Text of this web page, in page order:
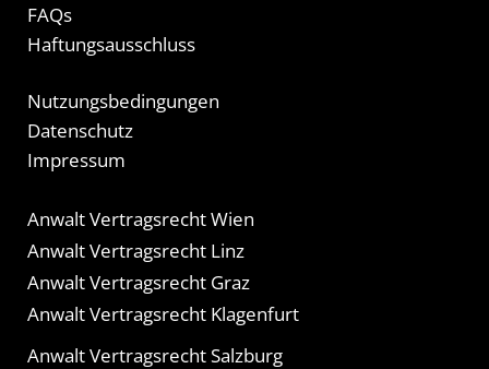
FAQs
Haftungsausschluss
Nutzungsbedingungen
Datenschutz
Impressum
Anwalt Vertragsrecht Wien
Anwalt Vertragsrecht Linz
Anwalt Vertragsrecht Graz
Anwalt Vertragsrecht Klagenfurt
Anwalt Vertragsrecht Salzburg